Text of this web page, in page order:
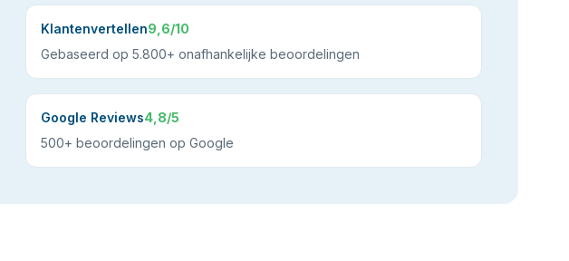
Klantenvertellen9,6/10
Gebaseerd op 5.800+ onafhankelijke beoordelingen
Google Reviews4,8/5
500+ beoordelingen op Google